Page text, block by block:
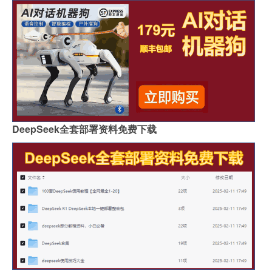
DeepSeek全套部署资料免费下载